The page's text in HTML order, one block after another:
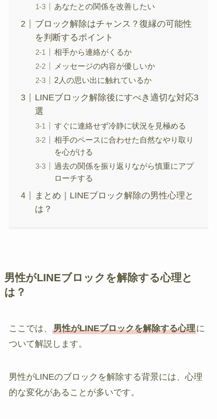
あなたとの関係を改善したい
ブロック解除はチャンス？復縁の可能性
を判断するポイント
相手から連絡がくるか
メッセージの内容が優しいか
2人の思い出に触れているか
LINEブロック解除後にすべき適切な対応3
選
すぐに連絡せず冷静に状況を見極める
相手のペースに合わせた自然なやり取り
を心がける
過去の関係を振り返りながら慎重にアプ
ローチする
まとめ｜LINEブロック解除の男性心理と
は？
男性がLINEブロックを解除する心理と
は？
ここでは、 男性がLINEブロックを解除する心理に
ついて解説します。
男性がLINEのブロックを解除する背景には、心理
的な変化があることが多いです。